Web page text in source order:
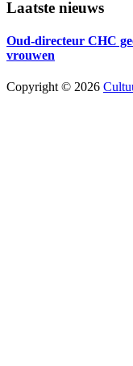
Laatste nieuws
Oud-directeur CHC
vrouwen
Copyright © 2026